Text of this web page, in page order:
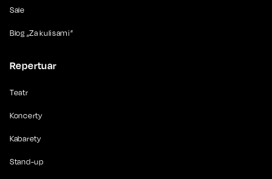
Sale
Blog „Za kulisami”
Repertuar
Teatr
Koncerty
Kabarety
Stand-up